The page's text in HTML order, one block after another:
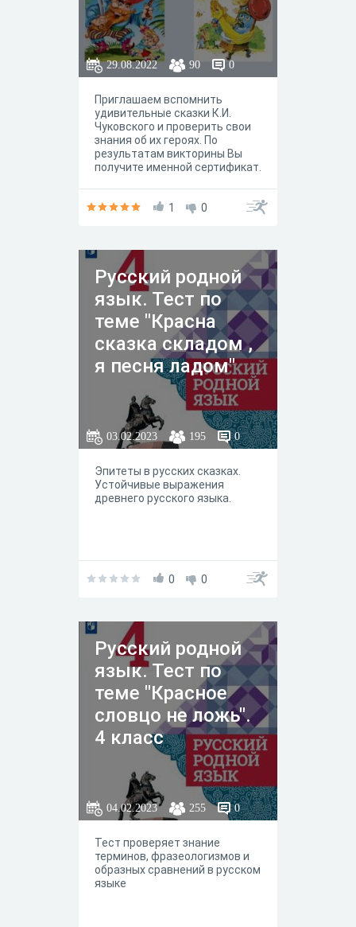
29.08.2022 90 0
Приглашаем вспомнить
удивительные сказки К.И.
Чуковского и проверить свои
знания об их героях. По
результатам викторины Вы
получите именной сертификат.
1 0
Русский родной
язык. Тест по
теме "Красна
сказка складом ,
я песня ладом"
03.02.2023 195 0
Эпитеты в русских сказках.
Устойчивые выражения
древнего русского языка.
0 0
Русский родной
язык. Тест по
теме "Красное
словцо не ложь".
4 класс
04.02.2023 255 0
Тест проверяет знание
терминов, фразеологизмов и
образных сравнений в русском
языке